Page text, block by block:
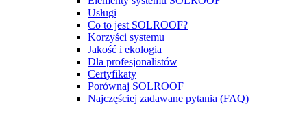
Usługi
Co to jest SOLROOF?
Korzyści systemu
Jakość i ekologia
Dla profesjonalistów
Certyfikaty
Porównaj SOLROOF
Najczęściej zadawane pytania (FAQ)